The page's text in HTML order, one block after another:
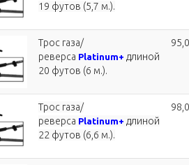
19 футов (5,7 м.).
Трос газа/
реверса Platinum+ длиной
20 футов (6 м.).
Трос газа/
реверса Platinum+ длиной
22 футов (6,6 м.).